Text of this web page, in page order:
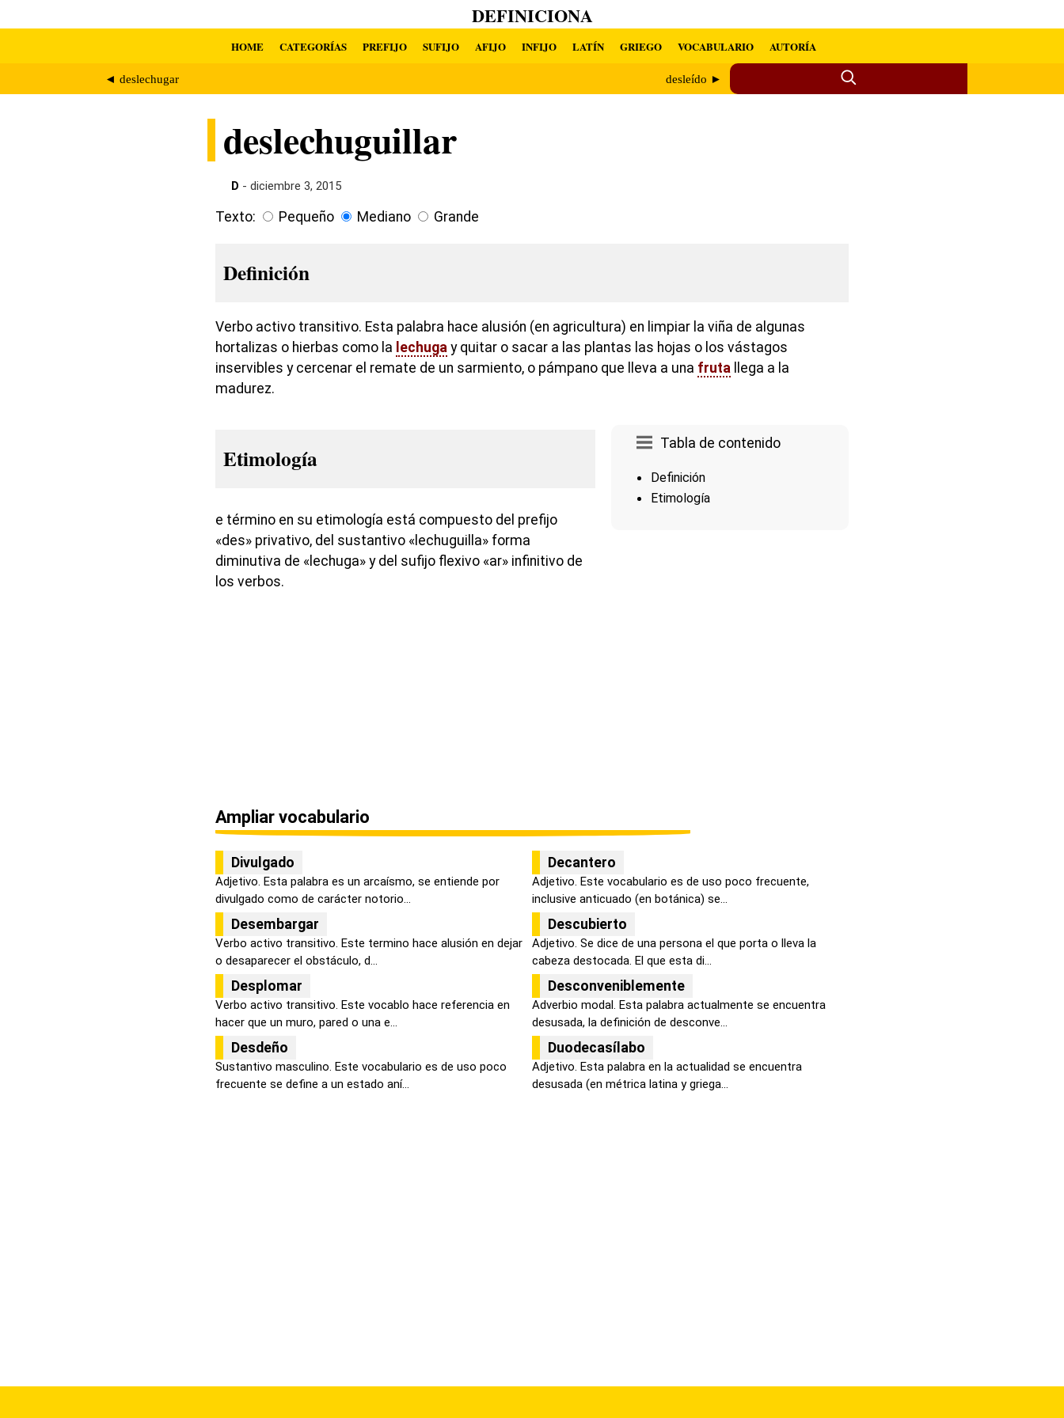
DEFINICIONA
HOME CATEGORÍAS PREFIJO SUFIJO AFIJO INFIJO LATÍN GRIEGO VOCABULARIO AUTORÍA
◄ deslechugar desleído ►
deslechuguillar
D - diciembre 3, 2015
Texto: Pequeño Mediano Grande
Definición
Verbo activo transitivo. Esta palabra hace alusión (en agricultura) en limpiar la viña de algunas
hortalizas o hierbas como la lechuga y quitar o sacar a las plantas las hojas o los vástagos
inservibles y cercenar el remate de un sarmiento, o pámpano que lleva a una fruta llega a la
madurez.
Tabla de contenido
Definición
Etimología
Etimología
e término en su etimología está compuesto del prefijo
«des» privativo, del sustantivo «lechuguilla» forma
diminutiva de «lechuga» y del sufijo flexivo «ar» infinitivo de
los verbos.
Ampliar vocabulario
Divulgado
Adjetivo. Esta palabra es un arcaísmo, se entiende por
divulgado como de carácter notorio...
Decantero
Adjetivo. Este vocabulario es de uso poco frecuente,
inclusive anticuado (en botánica) se...
Desembargar
Verbo activo transitivo. Este termino hace alusión en dejar
o desaparecer el obstáculo, d...
Descubierto
Adjetivo. Se dice de una persona el que porta o lleva la
cabeza destocada. El que esta di...
Desplomar
Verbo activo transitivo. Este vocablo hace referencia en
hacer que un muro, pared o una e...
Desconveniblemente
Adverbio modal. Esta palabra actualmente se encuentra
desusada, la definición de desconve...
Desdeño
Sustantivo masculino. Este vocabulario es de uso poco
frecuente se define a un estado aní...
Duodecasílabo
Adjetivo. Esta palabra en la actualidad se encuentra
desusada (en métrica latina y griega...